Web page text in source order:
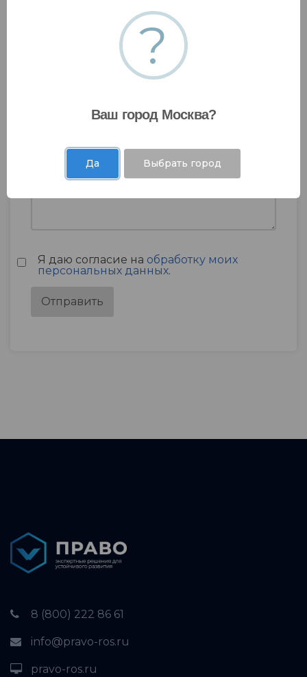
Я даю согласие на обработку моих
персональных данных.
8 (800) 222 86 61
info@pravo-ros.ru
pravo-ros.ru
?
Ваш город Москва?
Да Выбрать город